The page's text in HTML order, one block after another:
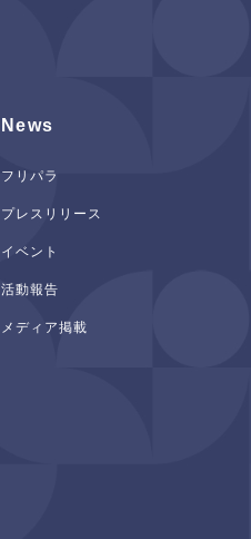
News
フリパラ
プレスリリース
イベント
活動報告
メディア掲載